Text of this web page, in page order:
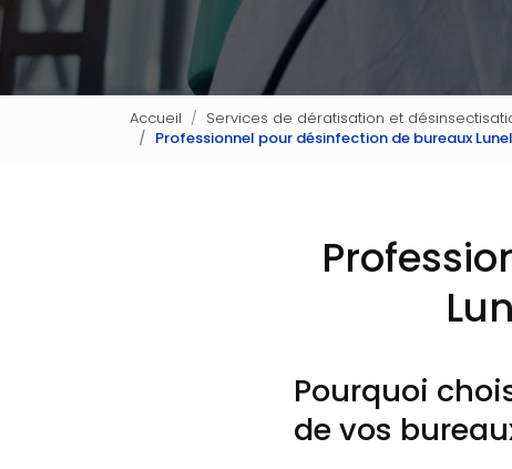
Accueil Services de dératisation et
Professionnel pour désinfection de bureaux Lunel
Pourquoi
de vos